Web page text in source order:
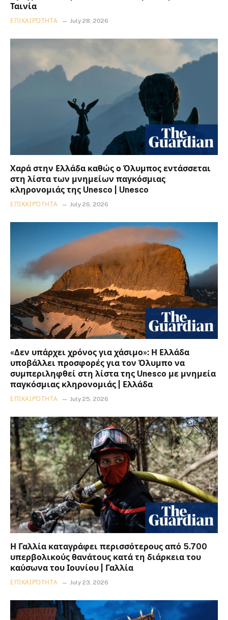
Ταινία
ΕΠΙΚΑΙΡΌΤΗΤΑ July 28, 2026
Χαρά στην Ελλάδα καθώς ο Όλυμπος εντάσσεται
στη λίστα των μνημείων παγκόσμιας
κληρονομιάς της Unesco | Unesco
ΕΠΙΚΑΙΡΌΤΗΤΑ July 26, 2026
«Δεν υπάρχει χρόνος για χάσιμο»: Η Ελλάδα
υποβάλλει προσφορές για τον Όλυμπο να
συμπεριληφθεί στη λίστα της Unesco με μνημεία
παγκόσμιας κληρονομιάς | Ελλάδα
ΕΠΙΚΑΙΡΌΤΗΤΑ July 25, 2026
Η Γαλλία καταγράφει περισσότερους από 5.700
υπερβολικούς θανάτους κατά τη διάρκεια του
καύσωνα του Ιουνίου | Γαλλία
ΕΠΙΚΑΙΡΌΤΗΤΑ July 23, 2026